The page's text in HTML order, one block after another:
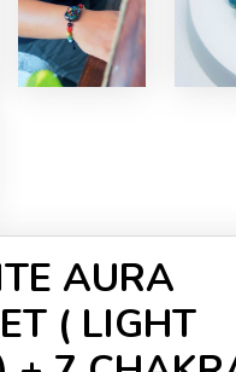
AURA
( LIGHT